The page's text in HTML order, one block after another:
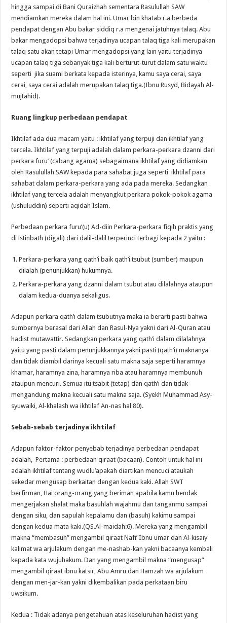
hingga sampai di Bani Quraizhah sementara Rasulullah SAW
mendiamkan mereka dalam hal ini. Umar bin khatab r.a berbeda
pendapat dengan Abu bakar siddiq r.a mengenai jatuhnya talaq. Abu
bakar mengadopsi bahwa terjadinya ucapan talaq tiga kali merupakan
talaq satu akan tetapi Umar mengadopsi yang lain yaitu terjadinya
ucapan talaq tiga sebanyak tiga kali berturut-turut dalam satu waktu
seperti jika suami berkata kepada isterinya, kamu saya cerai, saya
cerai, saya cerai adalah merupakan talaq tiga.(Ibnu Rusyd, Bidayah Al-
mujtahid).
Ruang lingkup perbedaan pendapat
Ikhtilaf ada dua macam yaitu : ikhtilaf yang terpuji dan ikhtilaf yang
tercela. Ikhtilaf yang terpuji adalah dalam perkara-perkara dzanni dari
perkara furu’ (cabang agama) sebagaimana ikhtilaf yang didiamkan
oleh Rasulullah SAW kepada para sahabat juga seperti ikhtilaf para
sahabat dalam perkara-perkara yang ada pada mereka. Sedangkan
ikhtilaf yang tercela adalah menyangkut perkara pokok-pokok agama
(ushuluddin) seperti aqidah Islam.
Perbedaan perkara furu’(u) Ad-diin Perkara-perkara fiqih praktis yang
di istinbath (digali) dari dalil-dalil terperinci terbagi kepada 2 yaitu :
Perkara-perkara yang qath’i baik qath’i tsubut (sumber) maupun
dilalah (penunjukkan) hukumnya.
Perkara-perkara yang dzanni dalam tsubut atau dilalahnya ataupun
dalam kedua-duanya sekaligus.
Adapun perkara qath’i dalam tsubutnya maka ia berarti pasti bahwa
sumbernya berasal dari Allah dan Rasul-Nya yakni dari Al-Quran atau
hadist mutawattir. Sedangkan perkara yang qath’i dalam dilalahnya
yaitu yang pasti dalam penunjukkannya yakni pasti (qath’i) maknanya
dan tidak diambil darinya kecuali satu makna saja seperti haramnya
khamar, haramnya zina, haramnya riba atau haramnya membunuh
ataupun mencuri. Semua itu tsabit (tetap) dan qath’i dan tidak
mengandung makna kecuali satu makna saja. (Syekh Muhammad Asy-
syuwaiki, Al-khalash wa ikhtilaf An-nas hal 80).
Sebab-sebab terjadinya ikhtilaf
Adapun faktor-faktor penyebab terjadinya perbedaan pendapat
adalah, Pertama : perbedaan qiraat (bacaan). Contoh untuk hal ini
adalah ikhtilaf tentang wudlu’apakah diartikan mencuci ataukah
sekedar mengusap berkaitan dengan kedua kaki. Allah SWT
berfirman, Hai orang-orang yang beriman apabila kamu hendak
mengerjakan shalat maka basuhlah wajahmu dan tanganmu sampai
dengan siku, dan sapulah kepalamu dan (basuh) kakimu sampai
dengan kedua mata kaki.(QS.Al-maidah:6). Mereka yang mengambil
makna “membasuh” mengambil qiraat Nafi’ Ibnu umar dan Al-kisaiy
kalimat wa arjulakum dengan me-nashab-kan yakni bacaanya kembali
kepada kata wujuhakum. Dan yang mengambil makna “mengusap”
mengambil qiraat ibnu katsir, Abu Amru dan Hamzah wa arjulakum
dengan men-jar-kan yakni dikembalikan pada perkataan biru
uwsikum.
Kedua : Tidak adanya pengetahuan atas keseluruhan hadist yang